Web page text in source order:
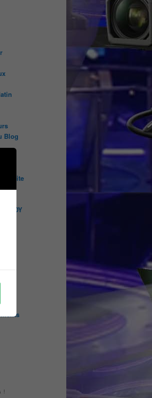
Blog
petite
!